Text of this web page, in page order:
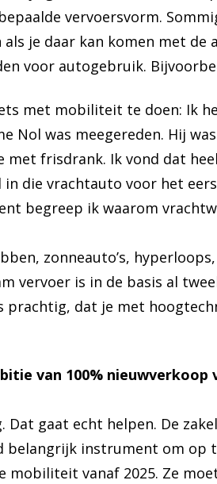
vervoersvorm.
je daar kan komen met
voor autogebruik.
met mobiliteit te doen: Ik
Nol was meegereden. Hij
met frisdrank. Ik vond dat
die vrachtauto voor het
begreep ik waarom
zonneauto’s,
vervoer is in de basis al
prachtig, dat je met
van 100% nieuwverkoop
Dat gaat echt helpen. De
belangrijk instrument om op
mobiliteit vanaf 2025. Ze